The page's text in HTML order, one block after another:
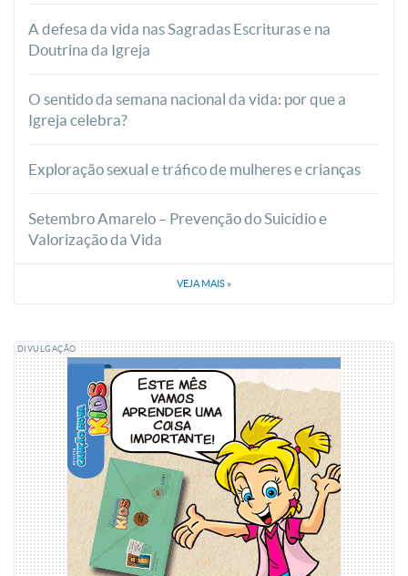
A defesa da vida nas Sagradas Escrituras e na
Doutrina da Igreja
O sentido da semana nacional da vida: por que a
Igreja celebra?
Exploração sexual e tráfico de mulheres e crianças
Setembro Amarelo – Prevenção do Suicídio e
Valorização da Vida
VEJA MAIS »
DIVULGAÇÃO